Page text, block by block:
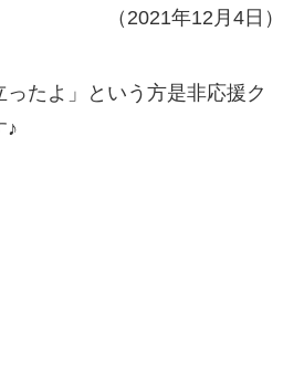
（2021年12月4日）
たよ」という方是非応援ク
♪